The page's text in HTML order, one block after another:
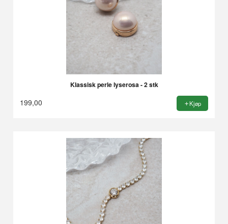
Klassisk perle lyserosa - 2 stk
199,00 Kjøp